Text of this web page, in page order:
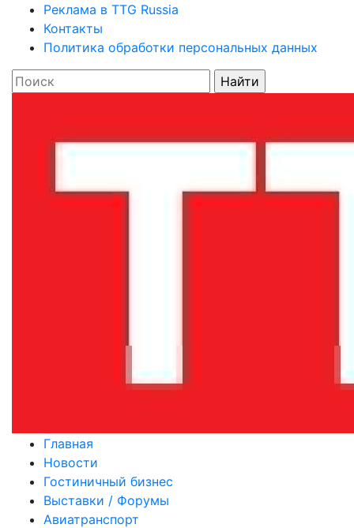
Реклама в TTG Russia
Контакты
Политика обработки персональных данных
Главная
Новости
Гостиничный бизнес
Выставки / Форумы
Авиатранспорт